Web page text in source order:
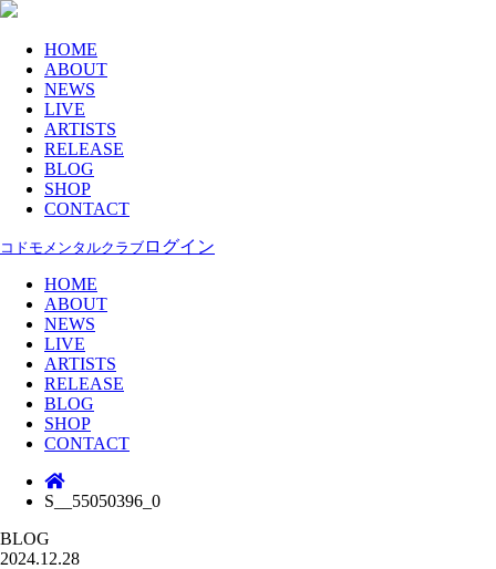
HOME
ABOUT
NEWS
LIVE
ARTISTS
RELEASE
BLOG
SHOP
CONTACT
コドモメンタルクラブ ログイン
HOME
ABOUT
NEWS
LIVE
ARTISTS
RELEASE
BLOG
SHOP
CONTACT
S__55050396_0
BLOG
2024.12.28